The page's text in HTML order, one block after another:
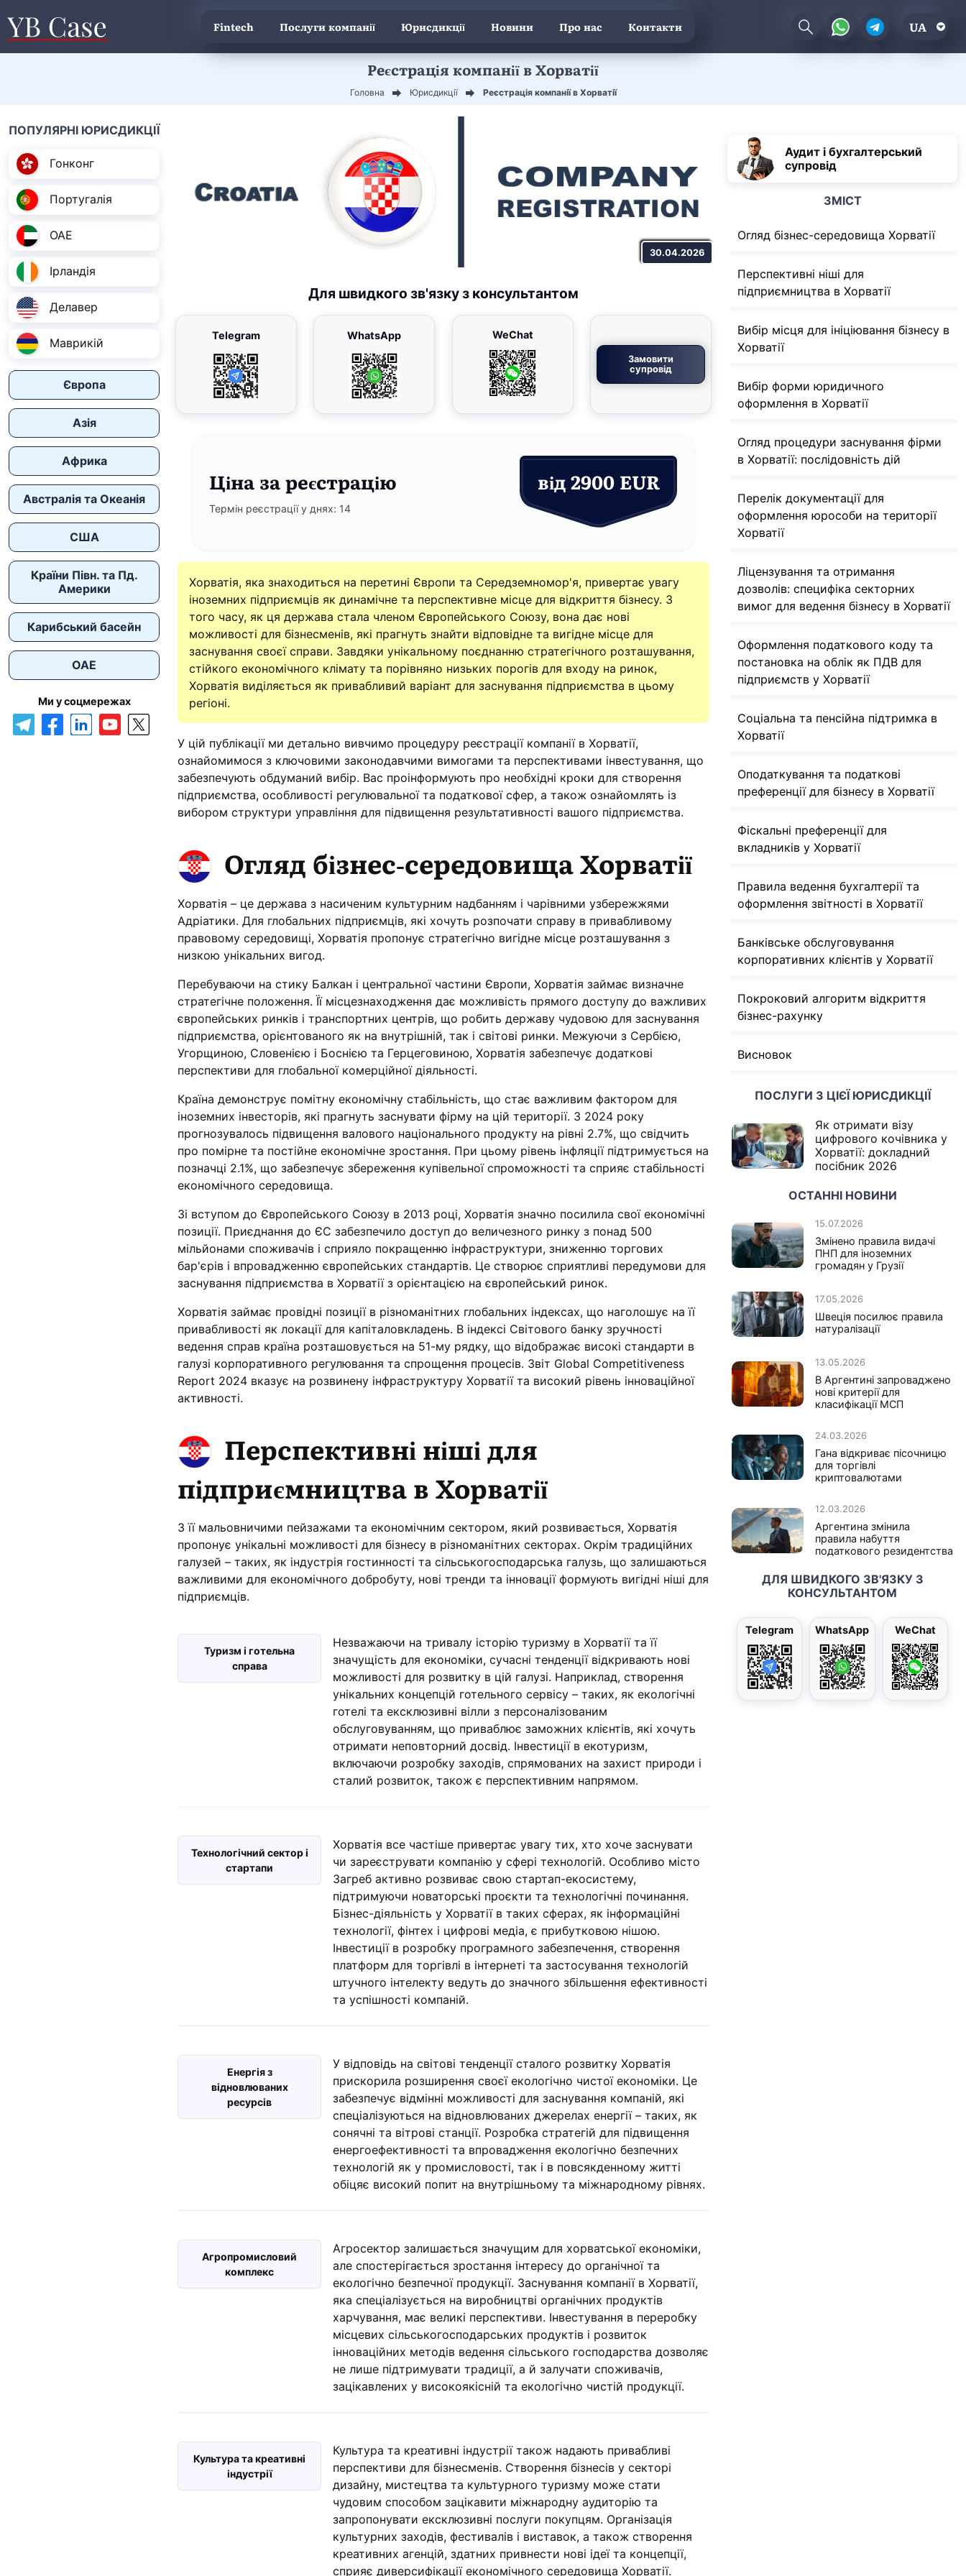
Fintech Послуги компанії Юрисдикції Новини Про нас Контакти UA
Реєстрація компанії в Хорватії
Головна Юрисдикції Реєстрація компанії в Хорватії
ПОПУЛЯРНІ ЮРИСДИКЦІЇ
Гонконг
Португалія
ОАЕ
Ірландія
Делавер
Маврикій
Європа
Азія
Африка
Австралія та Океанія
США
Країни Півн. та Пд.
Америки
Карибський басейн
ОАЕ
Ми у соцмережах
30.04.2026
Для швидкого зв'язку з консультантом
Telegram WhatsApp WeChat
Замовити
супровід
Ціна за реєстрацію
Термін реєстрації у днях: 14
від 2900 EUR
Хорватія, яка знаходиться на перетині Європи та Середземномор'я, привертає увагу
іноземних підприємців як динамічне та перспективне місце для відкриття бізнесу. З
того часу, як ця держава стала членом Європейського Союзу, вона дає нові
можливості для бізнесменів, які прагнуть знайти відповідне та вигідне місце для
заснування своєї справи. Завдяки унікальному поєднанню стратегічного розташування,
стійкого економічного клімату та порівняно низьких порогів для входу на ринок,
Хорватія виділяється як привабливий варіант для заснування підприємства в цьому
регіоні.
У цій публікації ми детально вивчимо процедуру реєстрації компанії в Хорватії,
ознайомимося з ключовими законодавчими вимогами та перспективами інвестування, що
забезпечують обдуманий вибір. Вас проінформують про необхідні кроки для створення
підприємства, особливості регулювальної та податкової сфер, а також ознайомлять із
вибором структури управління для підвищення результативності вашого підприємства.
Огляд бізнес-середовища Хорватії
Хорватія – це держава з насиченим культурним надбанням і чарівними узбережжями
Адріатики. Для глобальних підприємців, які хочуть розпочати справу в привабливому
правовому середовищі, Хорватія пропонує стратегічно вигідне місце розташування з
низкою унікальних вигод.
Перебуваючи на стику Балкан і центральної частини Європи, Хорватія займає визначне
стратегічне положення. Її місцезнаходження дає можливість прямого доступу до важливих
європейських ринків і транспортних центрів, що робить державу чудовою для заснування
підприємства, орієнтованого як на внутрішній, так і світові ринки. Межуючи з Сербією,
Угорщиною, Словенією і Боснією та Герцеговиною, Хорватія забезпечує додаткові
перспективи для глобальної комерційної діяльності.
Країна демонструє помітну економічну стабільність, що стає важливим фактором для
іноземних інвесторів, які прагнуть заснувати фірму на цій території. З 2024 року
прогнозувалось підвищення валового національного продукту на рівні 2.7%, що свідчить
про помірне та постійне економічне зростання. При цьому рівень інфляції підтримується на
позначці 2.1%, що забезпечує збереження купівельної спроможності та сприяє стабільності
економічного середовища.
Зі вступом до Європейського Союзу в 2013 році, Хорватія значно посилила свої економічні
позиції. Приєднання до ЄС забезпечило доступ до величезного ринку з понад 500
мільйонами споживачів і сприяло покращенню інфраструктури, зниженню торгових
бар'єрів і впровадженню європейських стандартів. Це створює сприятливі передумови для
заснування підприємства в Хорватії з орієнтацією на європейський ринок.
Хорватія займає провідні позиції в різноманітних глобальних індексах, що наголошує на її
привабливості як локації для капіталовкладень. В індексі Світового банку зручності
ведення справ країна розташовується на 51-му рядку, що відображає високі стандарти в
галузі корпоративного регулювання та спрощення процесів. Звіт Global Competitiveness
Report 2024 вказує на розвинену інфраструктуру Хорватії та високий рівень інноваційної
активності.
Перспективні ніші для
підприємництва в Хорватії
З її мальовничими пейзажами та економічним сектором, який розвивається, Хорватія
пропонує унікальні можливості для бізнесу в різноманітних секторах. Окрім традиційних
галузей – таких, як індустрія гостинності та сільськогосподарська галузь, що залишаються
важливими для економічного добробуту, нові тренди та інновації формують вигідні ніші для
підприємців.
Туризм і готельна
справа
Незважаючи на тривалу історію туризму в Хорватії та її
значущість для економіки, сучасні тенденції відкривають нові
можливості для розвитку в цій галузі. Наприклад, створення
унікальних концепцій готельного сервісу – таких, як екологічні
готелі та ексклюзивні вілли з персоналізованим
обслуговуванням, що приваблює заможних клієнтів, які хочуть
отримати неповторний досвід. Інвестиції в екотуризм,
включаючи розробку заходів, спрямованих на захист природи і
сталий розвиток, також є перспективним напрямом.
Технологічний сектор і
стартапи
Хорватія все частіше привертає увагу тих, хто хоче заснувати
чи зареєструвати компанію у сфері технологій. Особливо місто
Загреб активно розвиває свою стартап-екосистему,
підтримуючи новаторські проєкти та технологічні починання.
Бізнес-діяльність у Хорватії в таких сферах, як інформаційні
технології, фінтех і цифрові медіа, є прибутковою нішою.
Інвестиції в розробку програмного забезпечення, створення
платформ для торгівлі в інтернеті та застосування технологій
штучного інтелекту ведуть до значного збільшення ефективності
та успішності компаній.
Енергія з
відновлюваних
ресурсів
У відповідь на світові тенденції сталого розвитку Хорватія
прискорила розширення своєї екологічно чистої економіки. Це
забезпечує відмінні можливості для заснування компаній, які
спеціалізуються на відновлюваних джерелах енергії – таких, як
сонячні та вітрові станції. Розробка стратегій для підвищення
енергоефективності та впровадження екологічно безпечних
технологій як у промисловості, так і в повсякденному житті
обіцяє високий попит на внутрішньому та міжнародному рівнях.
Агропромисловий
комплекс
Агросектор залишається значущим для хорватської економіки,
але спостерігається зростання інтересу до органічної та
екологічно безпечної продукції. Заснування компанії в Хорватії,
яка спеціалізується на виробництві органічних продуктів
харчування, має великі перспективи. Інвестування в переробку
місцевих сільськогосподарських продуктів і розвиток
інноваційних методів ведення сільського господарства дозволяє
не лише підтримувати традиції, а й залучати споживачів,
зацікавлених у високоякісній та екологічно чистій продукції.
Культура та креативні
індустрії
Культура та креативні індустрії також надають привабливі
перспективи для бізнесменів. Створення бізнесів у секторі
дизайну, мистецтва та культурного туризму може стати
чудовим способом зацікавити міжнародну аудиторію та
запропонувати ексклюзивні послуги покупцям. Організація
культурних заходів, фестивалів і виставок, а також створення
креативних агенцій, здатних привнести нові ідеї та концепції,
сприяє диверсифікації економічного середовища Хорватії.
Аудит і бухгалтерський
супровід
ЗМІСТ
Огляд бізнес-середовища Хорватії
Перспективні ніші для
підприємництва в Хорватії
Вибір місця для ініціювання бізнесу в
Хорватії
Вибір форми юридичного
оформлення в Хорватії
Огляд процедури заснування фірми
в Хорватії: послідовність дій
Перелік документації для
оформлення юрособи на території
Хорватії
Ліцензування та отримання
дозволів: специфіка секторних
вимог для ведення бізнесу в Хорватії
Оформлення податкового коду та
постановка на облік як ПДВ для
підприємств у Хорватії
Соціальна та пенсійна підтримка в
Хорватії
Оподаткування та податкові
преференції для бізнесу в Хорватії
Фіскальні преференції для
вкладників у Хорватії
Правила ведення бухгалтерії та
оформлення звітності в Хорватії
Банківське обслуговування
корпоративних клієнтів у Хорватії
Покроковий алгоритм відкриття
бізнес-рахунку
Висновок
ПОСЛУГИ З ЦІЄЇ ЮРИСДИКЦІЇ
Як отримати візу
цифрового кочівника у
Хорватії: докладний
посібник 2026
ОСТАННІ НОВИНИ
15.07.2026
Змінено правила видачі
ПНП для іноземних
громадян у Грузії
17.05.2026
Швеція посилює правила
натуралізації
13.05.2026
В Аргентині запроваджено
нові критерії для
класифікації МСП
24.03.2026
Гана відкриває пісочницю
для торгівлі
криптовалютами
12.03.2026
Аргентина змінила
правила набуття
податкового резидентства
ДЛЯ ШВИДКОГО ЗВ'ЯЗКУ З
КОНСУЛЬТАНТОМ
Telegram WhatsApp WeChat